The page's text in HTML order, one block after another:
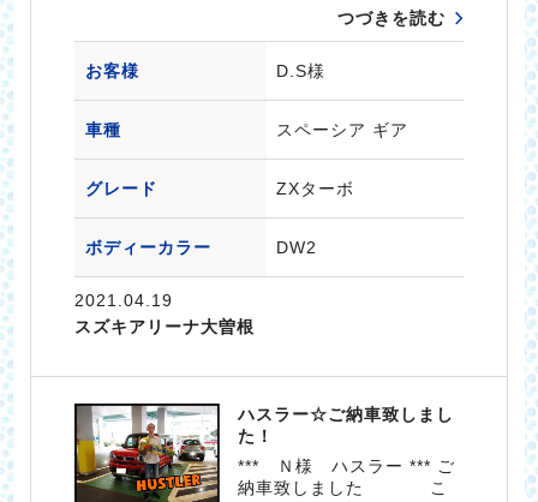
つづきを読む
お客様 D.S様
車種 スペーシア ギア
グレード ZXターボ
ボディーカラー DW2
2021.04.19
スズキアリーナ大曽根
ハスラー☆ご納車致しまし
た！
*** Ｎ様 ハスラー *** ご
納車致しました こ